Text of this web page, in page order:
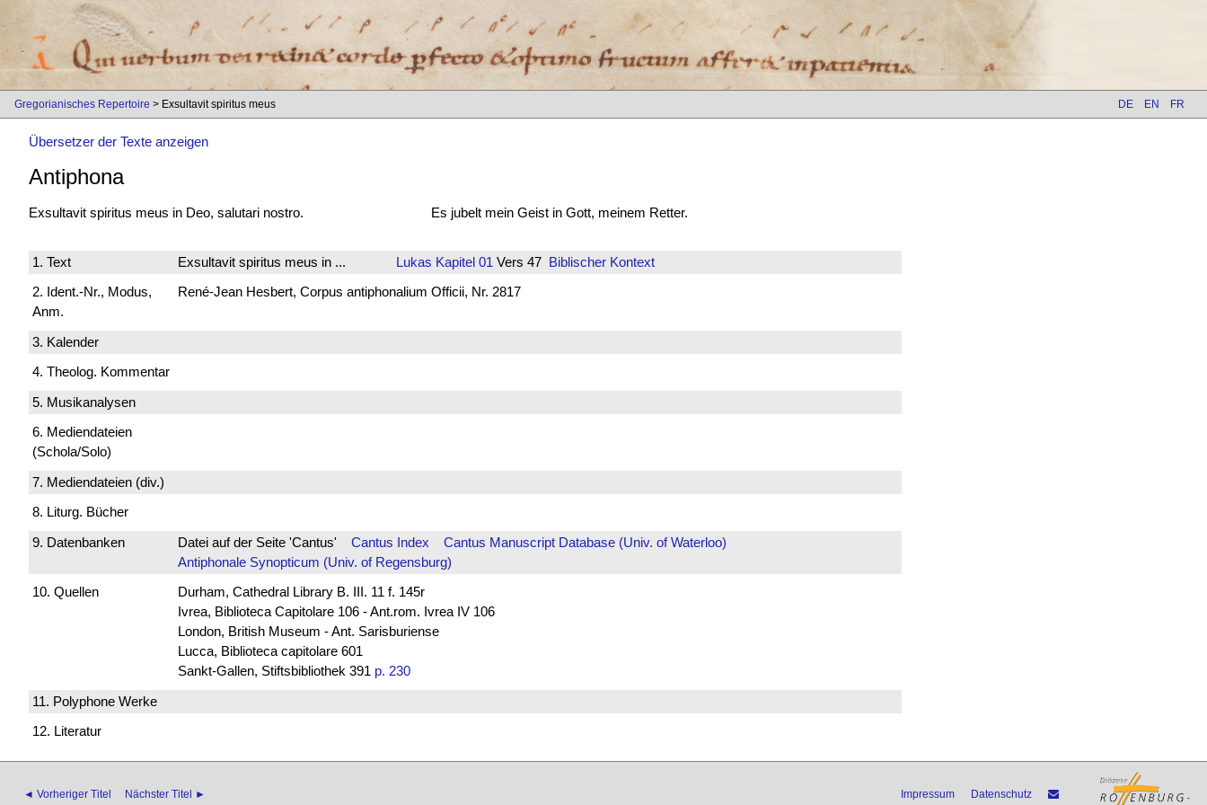
Gregorianisches Repertoire > Exsultavit spiritus meus DE EN FR
Übersetzer der Texte anzeigen
Antiphona
Exsultavit spiritus meus in Deo, salutari nostro. Es jubelt mein Geist in Gott, meinem Retter.
1. Text Exsultavit spiritus meus in ... Lukas Kapitel 01 Vers 47 Biblischer Kontext
2. Ident.-Nr., Modus,
Anm.
René-Jean Hesbert, Corpus antiphonalium Officii, Nr. 2817
3. Kalender
4. Theolog. Kommentar
5. Musikanalysen
6. Mediendateien
(Schola/Solo)
7. Mediendateien (div.)
8. Liturg. Bücher
9. Datenbanken
Datei auf der Seite 'Cantus' Cantus Index
Cantus Manuscript Database (Univ. of Waterloo)
Antiphonale Synopticum (Univ. of Regensburg)
10. Quellen
Durham, Cathedral Library B. III. 11 f. 145r
Ivrea, Biblioteca Capitolare 106 - Ant.rom. Ivrea IV 106
London, British Museum - Ant. Sarisburiense
Lucca, Biblioteca capitolare 601
Sankt-Gallen, Stiftsbibliothek 391 p. 230
11. Polyphone Werke
12. Literatur
◄ Vorheriger Titel Nächster Titel ► Impressum Datenschutz